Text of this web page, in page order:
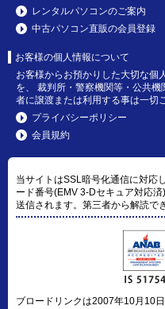
レンタルパソコンのご案内
中古パソコン直販の会員登録
お客様の個人情報について
お客様からお預かりした大切な個
を、 裁判所・警察機関等・公共
者に譲渡または利用する事は一切
プライバシーポリシー
会員規約
当サイトはSSL暗号化通信に対応
ード番号(EMV 3-Dセキュア対応
送信されます。第三者から解読で
ブロードリンクは2007年10月10